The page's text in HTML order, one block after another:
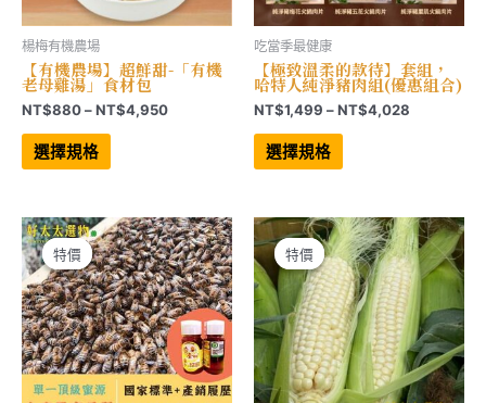
楊梅有機農場
【有機農場】超鮮甜-「有機
老母雞湯」食材包
NT$880–NT$4,950價
NT$4,950
選擇規格
此
品
款
式。
可
在
產
品
頁
面
選
擇
選
項
吃當季最健康
【極致溫柔的款待】套組，
哈特人純淨豬肉組(優惠組合)
NT$1,499 –NT$4,028
NT$4,028
選擇規格
此
品
款
式。
可
在
產
品
頁
面
選
擇
選
項
特價
特價 特價
特價